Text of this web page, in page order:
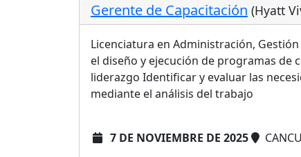
Gerente de Capacitación (Hyatt
Licenciatura en Administración,
el diseño y ejecución de programas de
liderazgo Identificar y evaluar las
mediante el análisis del trabajo
7 DE NOVIEMBRE DE 2025